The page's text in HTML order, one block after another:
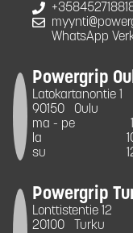
WhatsApp
Powergrip
Latokartanontie 1
90150
Oulu
ma - pe
la
su
Powergrip
Lonttistentie 12
20100
Turku